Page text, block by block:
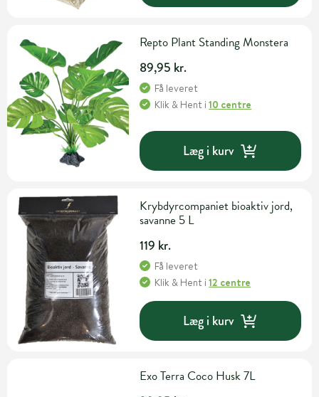
Repto Plant Standing Monstera
89,95 kr.
Få leveret
Klik & Hent i10 centre
Læg i kurv
Krybdyrcompaniet bioaktiv jord,
savanne 5 L
119 kr.
Få leveret
Klik & Hent i12 centre
Læg i kurv
Exo Terra Coco Husk 7L